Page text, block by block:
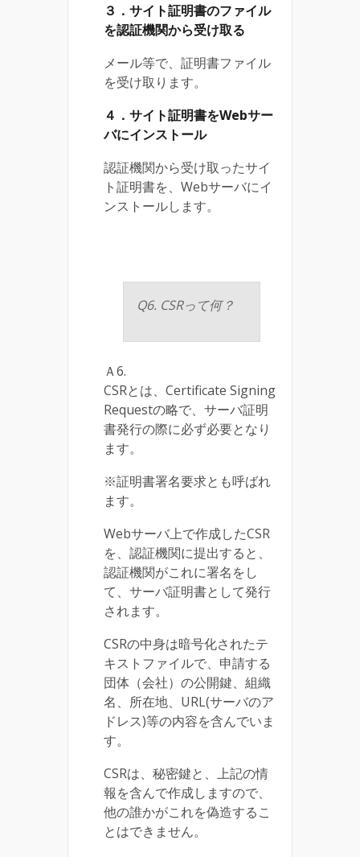
３．サイト証明書のファイル
を認証機関から受け取る
メール等で、証明書ファイル
を受け取ります。
４．サイト証明書をWebサー
バにインストール
認証機関から受け取ったサイ
ト証明書を、Webサーバにイ
ンストールします。
Q6. CSRって何？
Ａ6.
CSRとは、Certificate Signing
Requestの略で、サーバ証明
書発行の際に必ず必要となり
ます。
※証明書署名要求とも呼ばれ
ます。
Webサーバ上で作成したCSR
を、認証機関に提出すると、
認証機関がこれに署名をし
て、サーバ証明書として発行
されます。
CSRの中身は暗号化されたテ
キストファイルで、申請する
団体（会社）の公開鍵、組織
名、所在地、URL(サーバのア
ドレス)等の内容を含んでいま
す。
CSRは、秘密鍵と、上記の情
報を含んで作成しますので、
他の誰かがこれを偽造するこ
とはできません。